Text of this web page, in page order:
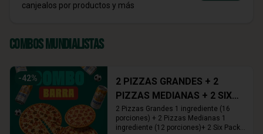
canjealos por productos y más
Combos Mundialistas
-42%
2 PIZZAS GRANDES + 2
PIZZAS MEDIANAS + 2 SIX
PACKS CERVEZAS
2 Pizzas Grandes 1 ingrediente (16
porciones) + 2 Pizzas Medianas 1
ingrediente (12 porciones)+ 2 Six Pack